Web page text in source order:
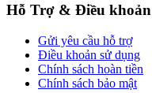
Hỗ Trợ & Điều khoản
Gửi yêu cầu hỗ trợ
Điều khoản sử dụng
Chính sách hoàn tiền
Chính sách bảo mật